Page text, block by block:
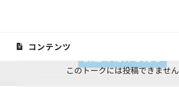
コンテンツ
このトークには投稿できません